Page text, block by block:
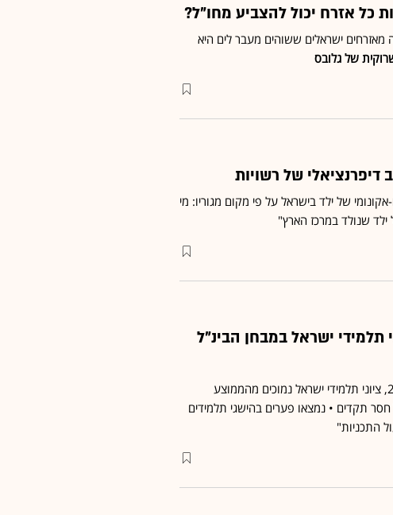
כל אזרח יכול להצביע מחו"ל?
מאזרחים ישראלים ששוהים מעבר לים היא
של גלובס
של ילד בישראל על פי מקום מגוריו: מי
שנולד במרכז הארץ"
ישראל במבחן הבינ"ל
לפי ממצאי מבחן פיזה שהתקיים ברחבי העולם ב-2018, ציוני תלמידי ישראל נמוכים מהממוצע
תקדים • נמצאו פערים בהישגי תלמידים
התכניות"